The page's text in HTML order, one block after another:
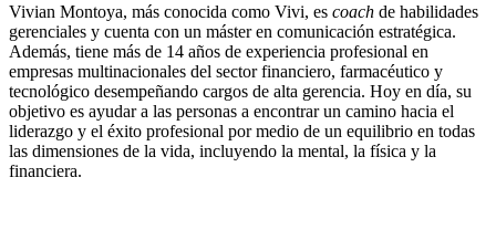
Vivian Montoya, más conocida como Vivi, es coach de habilidades
gerenciales y cuenta con un máster en comunicación estratégica.
Además, tiene más de 14 años de experiencia profesional en
empresas multinacionales del sector financiero, farmacéutico y
tecnológico desempeñando cargos de alta gerencia. Hoy en día, su
objetivo es ayudar a las personas a encontrar un camino hacia el
liderazgo y el éxito profesional por medio de un equilibrio en todas
las dimensiones de la vida, incluyendo la mental, la física y la
financiera.